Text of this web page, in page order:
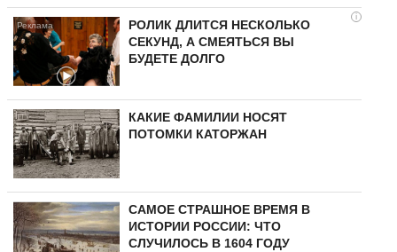
i
РОЛИК ДЛИТСЯ НЕСКОЛЬКО
СЕКУНД, А СМЕЯТЬСЯ ВЫ
БУДЕТЕ ДОЛГО
КАКИЕ ФАМИЛИИ НОСЯТ
ПОТОМКИ КАТОРЖАН
САМОЕ СТРАШНОЕ ВРЕМЯ В
ИСТОРИИ РОССИИ: ЧТО
СЛУЧИЛОСЬ В 1604 ГОДУ